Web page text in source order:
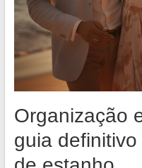
Organização
guia